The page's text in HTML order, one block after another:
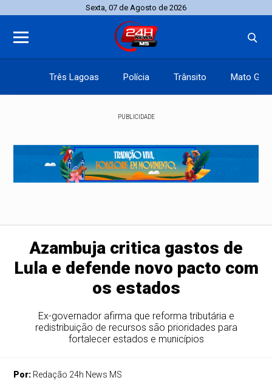
Sexta, 07 de Agosto de 2026
Três Lagoas Polícia Trânsito Mato
PUBLICIDADE
Azambuja critica gastos de
Lula e defende novo pacto com
os estados
Ex-governador afirma que reforma tributária e
redistribuição de recursos são prioridades para
fortalecer estados e municípios
Por: Redação 24h News MS